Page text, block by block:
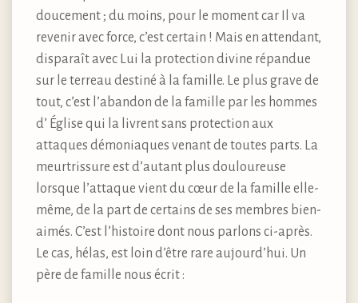
doucement ; du moins, pour le moment car Il va
revenir avec force, c’est certain ! Mais en attendant,
disparaît avec Lui la protection divine répandue
sur le terreau destiné à la famille. Le plus grave de
tout, c’est l’abandon de la famille par les hommes
d’ Église qui la livrent sans protection aux
attaques démoniaques venant de toutes parts. La
meurtrissure est d’autant plus douloureuse
lorsque l’attaque vient du cœur de la famille elle-
même, de la part de certains de ses membres bien-
aimés. C’est l’histoire dont nous parlons ci-après.
Le cas, hélas, est loin d’être rare aujourd’hui. Un
père de famille nous écrit :